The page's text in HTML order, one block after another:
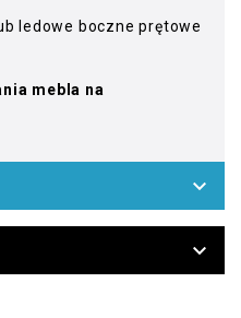
ledowe boczne prętowe
mebla na

